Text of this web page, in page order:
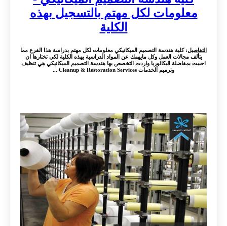
معلومات لكل مهتم بالتسجيل بهذه
الكلية
التفاصيل: كلية هندسة التصميم الميكانيكي معلومات لكل مهتم بدراسة هذا الفرع مما
يتألف مجالات العمل وكل مايهمك عن المواد الدراسية بهذه الكلية لكي تختارها ان
احببت بمفاضلة البكالوريا واردت التخصص بها هندسة التصميم الميكانيكي هي تنظيف
وترميم الخدمات Cleanup & Restoration Services ...